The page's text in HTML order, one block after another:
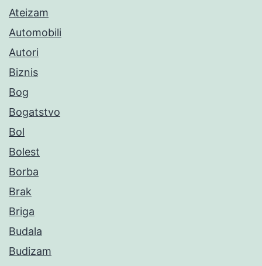
Ateizam
Automobili
Autori
Biznis
Bog
Bogatstvo
Bol
Bolest
Borba
Brak
Briga
Budala
Budizam